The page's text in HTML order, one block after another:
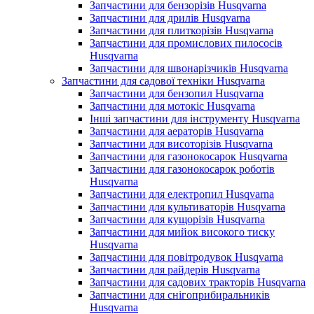
Запчастини для бензорізів Husqvarna
Запчастини для дрилів Husqvarna
Запчастини для плиткорізів Husqvarna
Запчастини для промислових пилососів
Husqvarna
Запчастини для швонарізчиків Husqvarna
Запчастини для садової техніки Husqvarna
Запчастини для бензопил Husqvarna
Запчастини для мотокіс Husqvarna
Інші запчастини для інструменту Husqvarna
Запчастини для аераторів Husqvarna
Запчастини для висоторізів Husqvarna
Запчастини для газонокосарок Husqvarna
Запчастини для газонокосарок роботів
Husqvarna
Запчастини для електропил Husqvarna
Запчастини для культиваторів Husqvarna
Запчастини для кущорізів Husqvarna
Запчастини для мийок високого тиску
Husqvarna
Запчастини для повітродувок Husqvarna
Запчастини для райдерів Husqvarna
Запчастини для садових тракторів Husqvarna
Запчастини для снігоприбиральників
Husqvarna